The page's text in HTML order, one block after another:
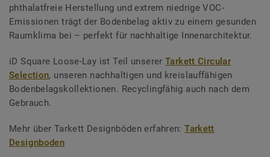
phthalatfreie Herstellung und extrem niedrige VOC-
Emissionen trägt der Bodenbelag aktiv zu einem gesunden
Raumklima bei – perfekt für nachhaltige Innenarchitektur.
iD Square Loose-Lay ist Teil unsererTarkett Circular
Selection, unseren nachhaltigen und kreislauffähigen
Bodenbelagskollektionen. Recyclingfähig auch nach dem
Gebrauch.
Mehr über Tarkett Designböden erfahren:Tarkett
Designboden